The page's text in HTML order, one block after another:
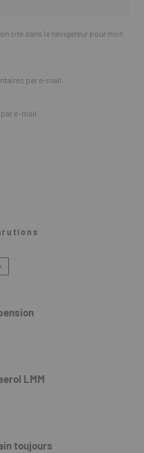
site dans le navigateur pour mon
par e-mail.
e-mail.
LMM
toujours